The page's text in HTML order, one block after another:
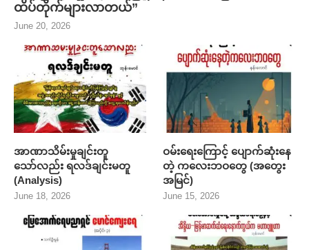
ထိပ်တိုက်များလာတယ်”
June 20, 2026
အာဏာသိမ်းမှုချင်းတူ
သော်လည်း ရလဒ်ချင်းမတူ
(Analysis)
June 18, 2026
ဝမ်းရေးကြောင့် ပျောက်ဆုံးနေ
တဲ့ ကလေးဘဝတွေ (အတွေး
အမြင်)
June 15, 2026